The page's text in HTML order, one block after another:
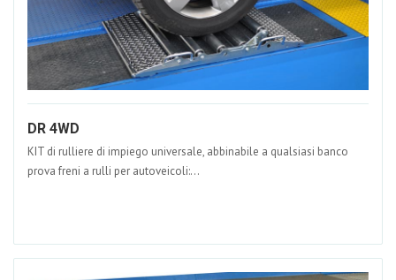
DR 4WD
KIT di rulliere di impiego universale, abbinabile a qualsiasi banco
prova freni a rulli per autoveicoli:...